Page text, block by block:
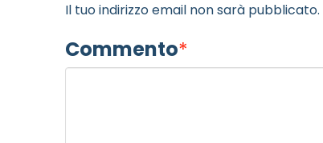
Il tuo indirizzo email non sarà pubblicato.
Commento*